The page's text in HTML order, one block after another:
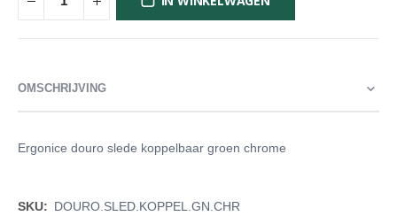
OMSCHRIJVING
Ergonice douro slede koppelbaar groen chrome
Meer
DOURO.SLED.KOPPEL.GN.CHR